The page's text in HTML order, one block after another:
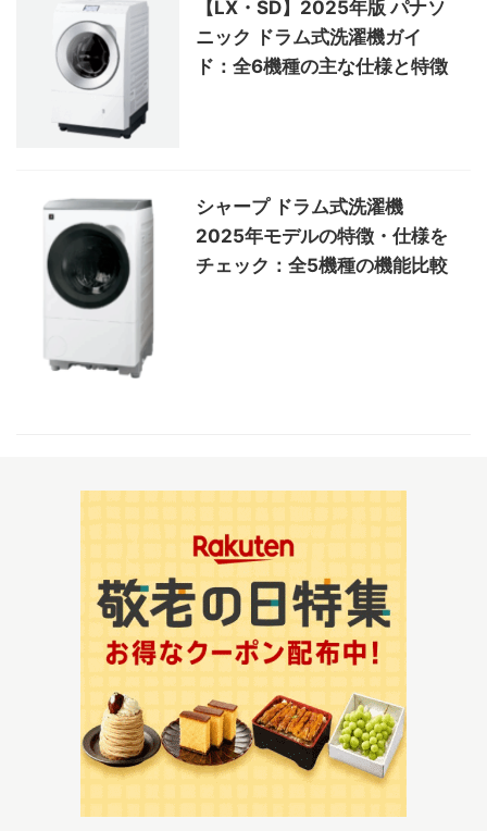
【LX・SD】2025年版 パナソ
ニック ドラム式洗濯機ガイ
ド：全6機種の主な仕様と特徴
シャープ ドラム式洗濯機
2025年モデルの特徴・仕様を
チェック：全5機種の機能比較